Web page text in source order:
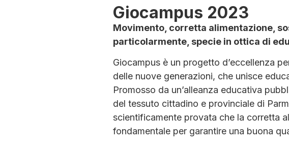
Giocampus 2023
Movimento, corretta alimentazione,
particolarmente, specie in ottica di
Giocampus è un progetto d’eccellenza
delle nuove generazioni, che unisce
Promosso da un’alleanza educativa
del tessuto cittadino e provinciale di
scientificamente provata che la corretta
fondamentale per garantire una buona